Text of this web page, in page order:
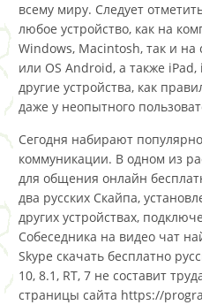
всему миру. Следует
любое устройство, как на
Windows, Macintosh, так и
или OS Android, а также
другие устройства, как
даже у неопытного
Сегодня набирают
коммуникации. В одном из
для общения онлайн
два русских Скайпа,
других устройствах,
Собеседника на видео чат
Skype скачать бесплатно
10, 8.1, RT, 7 не составит
страницы сайта https://